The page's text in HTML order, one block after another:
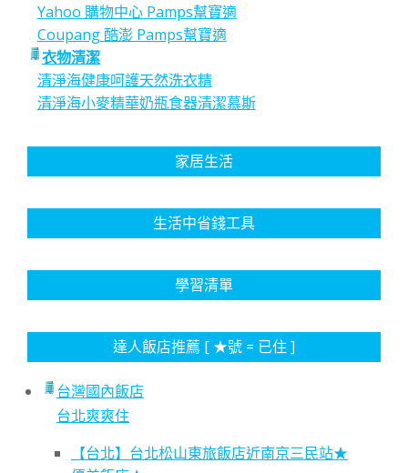
Yahoo 購物中心 Pamps幫寶適
Coupang 酷澎 Pamps幫寶適
衣物清潔
清淨海健康呵護天然洗衣精
清淨海小麥精華奶瓶食器清潔慕斯
家居生活
生活中省錢工具
學習清單
達人飯店推薦 [ ★號 = 已住 ]
台灣國內飯店
台北爽爽住
【台北】台北松山東旅飯店近南京三民站★